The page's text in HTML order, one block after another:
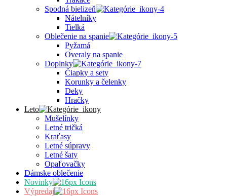
Spodná bielizeň
Nátelníky
Tielká
Oblečenie na spanie
Pyžamá
Overaly na spanie
Doplnky
Čiapky a sety
Korunky a čelenky
Deky
Hračky
Leto
Mušelínky
Letné tričká
Kraťasy
Letné súpravy
Letné šaty
Opaľovačky
Dámske oblečenie
Novinky
Výpredaj